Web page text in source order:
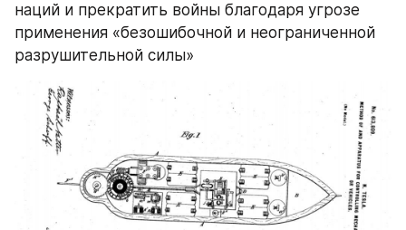
наций и прекратить войны благодаря угрозе
применения «безошибочной и неограниченной
разрушительной силы»